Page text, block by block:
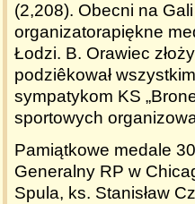
(2,208). Obecni na
organizatorapiękne
Łodzi. B. Orawiec
podziêkował
sympatykom KS
sportowych
Pamiątkowe medale
Generalny RP w
Spula, ks. Stanisław